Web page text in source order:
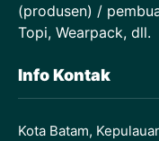
(produsen) /
Topi, Wearpack, dll.
Info Kontak
Kota Batam,